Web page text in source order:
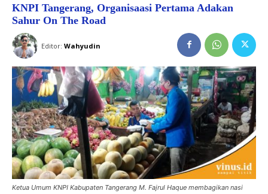
KNPI Tangerang, Organisaasi Pertama Adakan
Sahur On The Road
Editor: Wahyudin
Ketua Umum KNPI Kabupaten Tangerang M. Fajrul Haque membagikan nasi